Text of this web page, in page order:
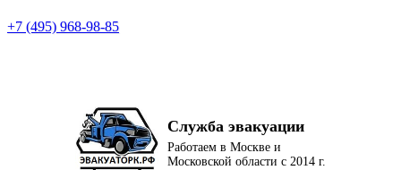
+7 (495) 968-98-85
Служба эвакуации
Работаем в Москве и
Московской области с 2014 г.